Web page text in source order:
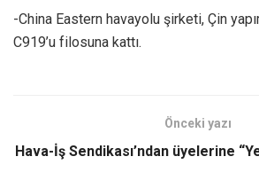
-China Eastern havayolu şirketi, Çin
C919’u filosuna kattı.
Önceki yazı
Hava-İş Sendikası’ndan üyelerine